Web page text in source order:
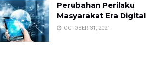
Perubahan Perilaku
Masyarakat Era Digital
OCTOBER 31, 2021